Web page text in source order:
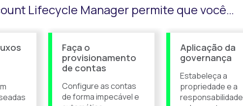
Lifecycle Manager permite que você…
Faça o
provisionamento
de contas
Configure as contas
de forma impecável e
Aplicação da
governança
Estabeleça a
propriedade e a
responsabilidade